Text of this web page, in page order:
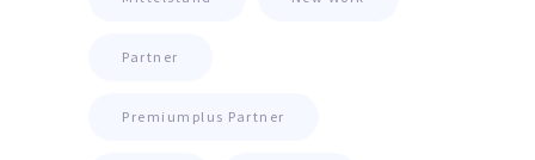
Partner
Premiumplus Partner